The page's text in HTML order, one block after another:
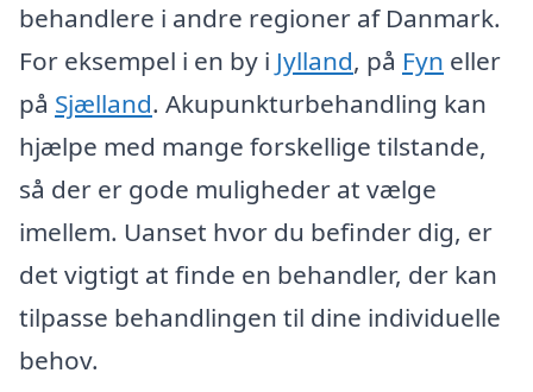
behandlere i andre regioner af Danmark.
For eksempel i en by i Jylland, på Fyn eller
på Sjælland. Akupunkturbehandling kan
hjælpe med mange forskellige tilstande,
så der er gode muligheder at vælge
imellem. Uanset hvor du befinder dig, er
det vigtigt at finde en behandler, der kan
tilpasse behandlingen til dine individuelle
behov.